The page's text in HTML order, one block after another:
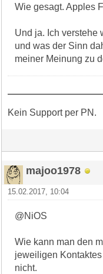
Wie gesagt. Apples
Und ja. Ich verstehe
und was der Sinn
meiner Meinung zu
Kein Support per PN.
majoo1978
15.02.2017, 10:04
@NiOS
Wie kann man den
jeweiligen
nicht.